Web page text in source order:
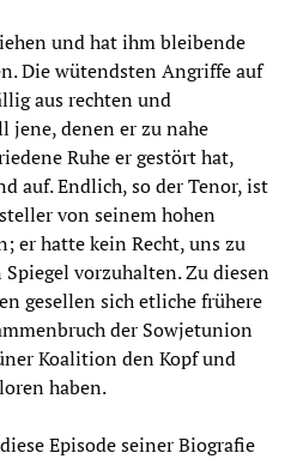
und hat ihm bleibende
Die wütendsten Angriffe auf
aus rechten und
jene, denen er zu nahe
Ruhe er gestört hat,
auf. Endlich, so der Tenor, ist
von seinem hohen
er hatte kein Recht, uns zu
vorzuhalten. Zu diesen
gesellen sich etliche frühere
der Sowjetunion
Koalition den Kopf und
haben.
Episode seiner Biografie